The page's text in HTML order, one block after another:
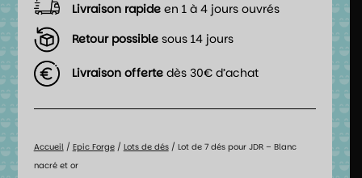
Livraison rapide en 1 à 4 jours ouvrés
Retour possible sous 14 jours
Livraison offerte dès 30€ d’achat
Accueil/ Epic Forge/ Lots de dés/ Lot de 7 dés pour JDR – Blanc
nacré et or